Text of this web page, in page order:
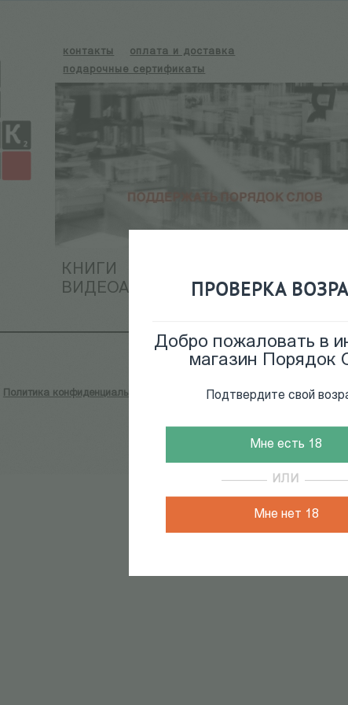
ПРОВЕРКА
Добро пожаловать в
магазин Порядок
Подтвердите свой
Мне есть 18
ИЛИ
Мне нет 18
контакты
оплата и доставка
подарочные сертификаты
КНИГИ
ВИДЕОАРХИВ
Политика конфиденциальности